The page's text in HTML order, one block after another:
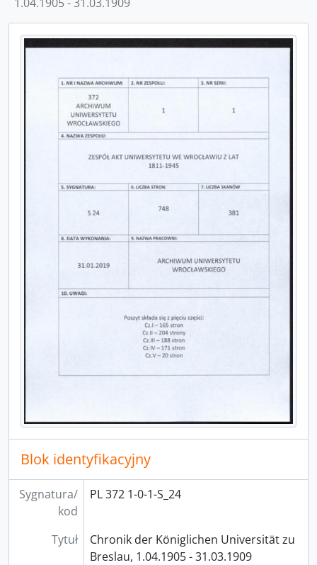
[Jednostka] S_33 - Tagebuch, Zugang beim Lehrkörper durch Habilitation, 15.07.1895 - 5.07.1933
[Jednostka] S_34 - Tagebuch, Beurlaubungen, 5.02.1895 - 16.01.1936
[Jednostka] S_36 - Tagebuch, Auszeichnungen durch ausländische Orden, 1898/99 - 1918/19
[Jednostka] S_37 - Tagebuch, Auszeichnungen durch Titel etc., 1898/99 - 5.12.1933
[Jednostka] S_38 - Tagebuch, Sonstige Veränderungen beim Lehrkörper, 16.03.1895 - 3.03.1937
[Jednostka] S_39 - Tagebuch, Beamte der akademischen Verwaltung, 1.04.1895 - 1.04.1909
[Jednostka] S_40 - Tagebuch, Beamte und Instituts-Assistenten, 1.11.1894 - 31.03.1901
[Jednostka] S_41 - Tagebuch, Stipendien und Stiftungen, 20.10.1894 - 1911
[Jednostka] S_42 - Tagebuch, Ministerial-Erlaße und Kuratorial-Schreiben, 4.01.1895 - 7.07.1930
[Jednostka] S_44 - Tagebuch, Universitäts-Ereigniße, 1894 - 1910
[Jednostka] S_45 - Tagebuch, Verbindungen und Vereine, 16.11.1894 - 24.07.1922
[Jednostka] S_47 - Tagebuch, Diplom-Erneuerungen, 30.01.1895 - 25.07.1906
[Seria] 2 - Akta Wydziału Teologii Ewangelickiej
[Seria] 4 - Akta Wydziału Prawa
[Seria] 5 - Akta Wydziału Medycznego
[Seria] 999 - Pomoce archiwalne
[Seria] 6 - Akta Wydziału Filozoficznego
Blok identyfikacyjny
Sygnatura/
kod
PL 372 1-0-1-S_24
Tytuł
Chronik der Königlichen Universität zu
Breslau, 1.04.1905 - 31.03.1909